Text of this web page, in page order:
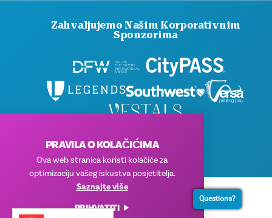
Zahvaljujemo Našim Korporativnim
Sponzorima
© 2026 Visit Dallas. Sva prava pridržana.
PRAVILA O KOLAČIĆIMA
Ova web stranica koristi kolačiće za
optimizaciju vašeg iskustva posjetitelja.
Saznajte više
PRIHVATITI
Questions?